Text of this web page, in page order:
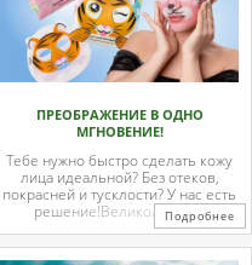
ПРЕОБРАЖЕНИЕ В ОДНО
МГНОВЕНИЕ!
Тебе нужно быстро сделать кожу
лица идеальной? Без отеков,
покрасней и тусклости? У нас есть
решение!Великолепные
тканевые ...
Подробнее